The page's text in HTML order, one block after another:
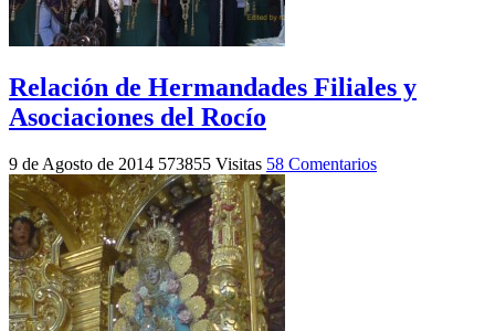
Relación de Hermandades Filiales y
Asociaciones del Rocío
9 de Agosto de 2014 573855 Visitas 58 Comentarios